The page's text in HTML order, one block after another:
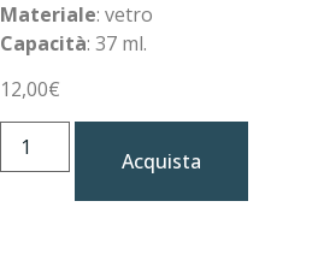
Materiale: vetro
Capacità: 37 ml.
12,00€
Acquista